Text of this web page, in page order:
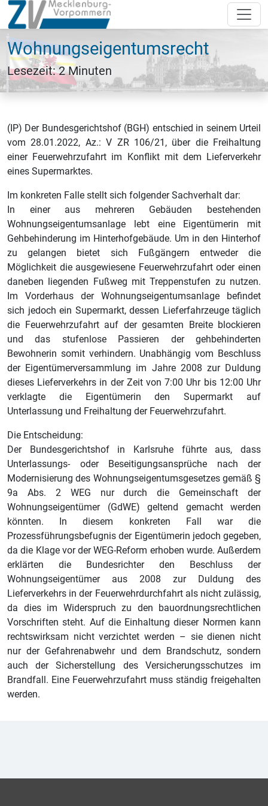
Wohnungseigentumsrecht
Lesezeit: 2 Minuten
(IP) Der Bundesgerichtshof (BGH) entschied in seinem Urteil
vom 28.01.2022, Az.: V ZR 106/21, über die Freihaltung
einer Feuerwehrzufahrt im Konflikt mit dem Lieferverkehr
eines Supermarktes.
Im konkreten Falle stellt sich folgender Sachverhalt dar:
In einer aus mehreren Gebäuden bestehenden
Wohnungseigentumsanlage lebt eine Eigentümerin mit
Gehbehinderung im Hinterhofgebäude. Um in den Hinterhof
zu gelangen bietet sich Fußgängern entweder die
Möglichkeit die ausgewiesene Feuerwehrzufahrt oder einen
daneben liegenden Fußweg mit Treppenstufen zu nutzen.
Im Vorderhaus der Wohnungseigentumsanlage befindet
sich jedoch ein Supermarkt, dessen Lieferfahrzeuge täglich
die Feuerwehrzufahrt auf der gesamten Breite blockieren
und das stufenlose Passieren der gehbehinderten
Bewohnerin somit verhindern. Unabhängig vom Beschluss
der Eigentümerversammlung im Jahre 2008 zur Duldung
dieses Lieferverkehrs in der Zeit von 7:00 Uhr bis 12:00 Uhr
verklagte die Eigentümerin den Supermarkt auf
Unterlassung und Freihaltung der Feuerwehrzufahrt.
Die Entscheidung:
Der Bundesgerichtshof in Karlsruhe führte aus, dass
Unterlassungs- oder Beseitigungsansprüche nach der
Modernisierung des Wohnungseigentumsgesetzes gemäß §
9a Abs. 2 WEG nur durch die Gemeinschaft der
Wohnungseigentümer (GdWE) geltend gemacht werden
könnten. In diesem konkreten Fall war die
Prozessführungsbefugnis der Eigentümerin jedoch gegeben,
da die Klage vor der WEG-Reform erhoben wurde. Außerdem
erklärten die Bundesrichter den Beschluss der
Wohnungseigentümer aus 2008 zur Duldung des
Lieferverkehrs in der Feuerwehrdurchfahrt als nicht zulässig,
da dies im Widerspruch zu den bauordnungsrechtlichen
Vorschriften steht. Auf die Einhaltung dieser Normen kann
rechtswirksam nicht verzichtet werden – sie dienen nicht
nur der Gefahrenabwehr und dem Brandschutz, sondern
auch der Sicherstellung des Versicherungsschutzes im
Brandfall. Eine Feuerwehrzufahrt muss ständig freigehalten
werden.